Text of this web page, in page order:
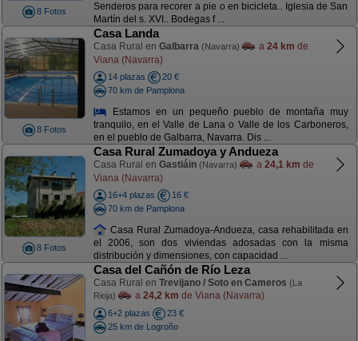
8 Fotos
Senderos para recorer a pie o en bicicleta.. Iglesia de San
Martín del s. XVI.. Bodegas f ...
8 Fotos
Casa Landa
Casa Rural en Galbarra (Navarra) a 24 km de
Viana (Navarra)
14 plazas
20 €
70 km de Pamplona
Estamos en un pequeño pueblo de montaña muy
tranquilo, en el Valle de Lana o Valle de los Carboneros,
en el pueblo de Galbarra, Navarra. Dis ...
8 Fotos
Casa Rural Zumadoya y Andueza
Casa Rural en Gastiáin (Navarra) a 24,1 km de
Viana (Navarra)
16+4 plazas
16 €
70 km de Pamplona
Casa Rural Zumadoya-Andueza, casa rehabilitada en
el 2006, son dos viviendas adosadas con la misma
distribución y dimensiones, con capacidad ...
Casa del Cañón de Río Leza
Casa Rural en Trevijano / Soto en Cameros (La
Rioja)
a 24,2 km de Viana (Navarra)
6+2 plazas
23 €
25 km de Logroño